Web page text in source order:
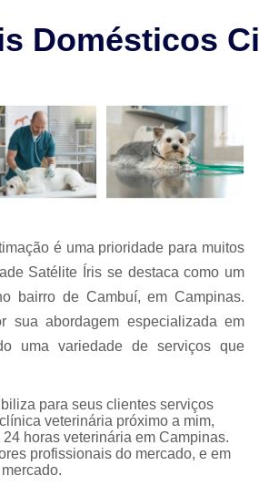
Cirurgia em Animais Campinas
Cirurgia Ortopédica em Cachorro
Cirurgia Ortopédica Veterinária
Cirurgia para Cachorros de
Cirurgia de Castração de Cachorro
Cirurgia de Catarata para Cachorro
em Cachorro Idoso
Cirurgia
para Cachorro Campinas
Cirurgia
24 Horas Veterinária
Clínica
Veterinária com Atendimento
Veterinária Mais Próxima
Clínica
Veterinária Próximo a Mim
Domésticos
é uma prioridade para muitos
Satélite Íris se destaca como um
bairro de Cambuí, em Campinas.
sua abordagem especializada em
uma variedade de serviços que
para seus clientes serviços
veterinária próximo a mim,
horas veterinária em Campinas.
profissionais do mercado, e em